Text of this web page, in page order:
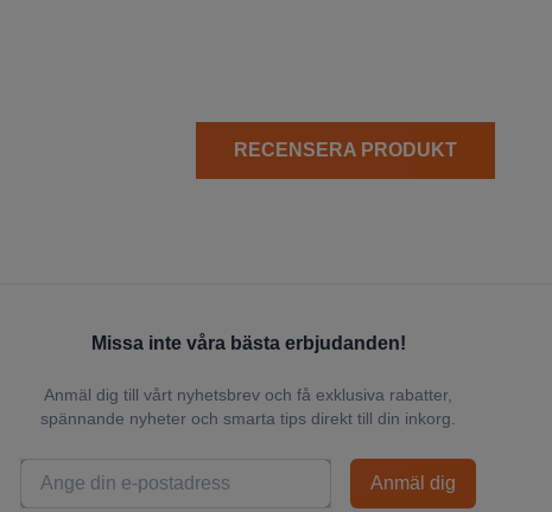
RECENSERA PRODUKT
Missa inte våra bästa erbjudanden!
Anmäl dig till vårt nyhetsbrev och få exklusiva rabatter,
spännande nyheter och smarta tips direkt till din inkorg.
Anmäl dig